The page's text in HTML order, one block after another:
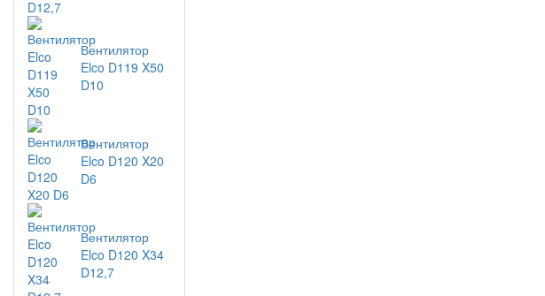
Вентилятор
Elco D119 X50
D10
Вентилятор
Elco D120 X20
D6
Вентилятор
Elco D120 X34
D12,7